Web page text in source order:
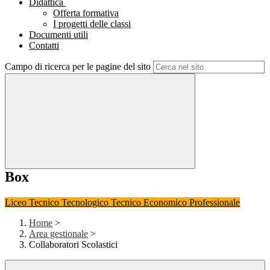
Didattica
Offerta formativa
I progetti delle classi
Documenti utili
Contatti
Campo di ricerca per le pagine del sito
Box
Liceo Tecnico Tecnologico Tecnico Economico Professionale
Home >
Area gestionale >
Collaboratori Scolastici